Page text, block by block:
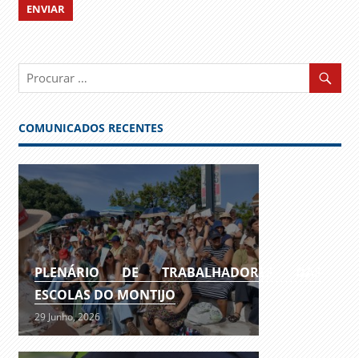
COMUNICADOS RECENTES
PLENÁRIO DE TRABALHADORES DAS
ESCOLAS DO MONTIJO
29 Junho, 2026